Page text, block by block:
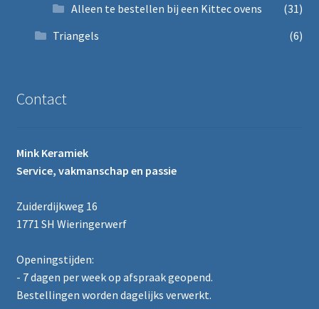
Alleen te bestellen bij een Kittec ovens
(31)
Triangels
(6)
Contact
Mink Keramiek
Service, vakmanschap en passie
Zuiderdijkweg 16
1771 SH Wieringerwerf
Openingstijden:
- 7 dagen per week op afspraak geopend.
Bestellingen worden dagelijks verwerkt.